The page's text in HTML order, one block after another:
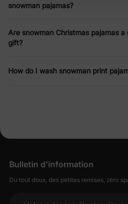
snowman pajamas?
Are snowman Christmas pajamas a
gift?
How do I wash snowman print
Bulletin d'information
Du tout doux, des petites remises, zéro
En vous inscrivant, vous